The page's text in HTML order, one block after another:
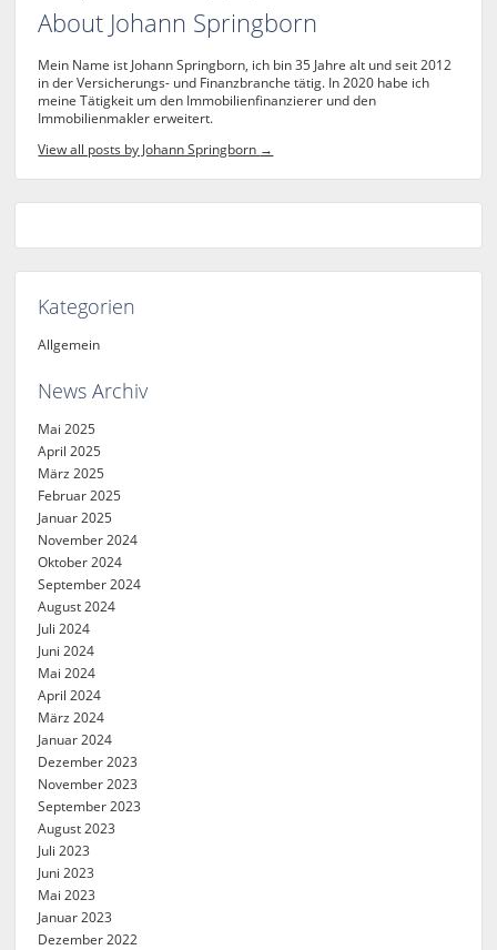
About Johann Springborn
Mein Name ist Johann Springborn, ich bin 35 Jahre alt und seit 2012
in der Versicherungs- und Finanzbranche tätig. In 2020 habe ich
meine Tätigkeit um den Immobilienfinanzierer und den
Immobilienmakler erweitert.
View all posts by Johann Springborn →
Kategorien
Allgemein
News Archiv
Mai 2025
April 2025
März 2025
Februar 2025
Januar 2025
November 2024
Oktober 2024
September 2024
August 2024
Juli 2024
Juni 2024
Mai 2024
April 2024
März 2024
Januar 2024
Dezember 2023
November 2023
September 2023
August 2023
Juli 2023
Juni 2023
Mai 2023
Januar 2023
Dezember 2022